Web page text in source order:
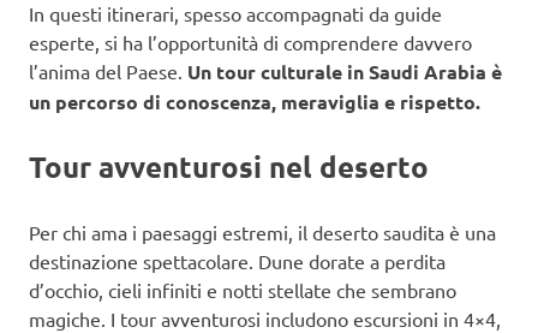
In questi itinerari, spesso accompagnati da guide
esperte, si ha l’opportunità di comprendere davvero
l’anima del Paese. Un tour culturale in Saudi Arabia è
un percorso di conoscenza, meraviglia e rispetto.
Tour avventurosi nel deserto
Per chi ama i paesaggi estremi, il deserto saudita è una
destinazione spettacolare. Dune dorate a perdita
d’occhio, cieli infiniti e notti stellate che sembrano
magiche. I tour avventurosi includono escursioni in 4×4,